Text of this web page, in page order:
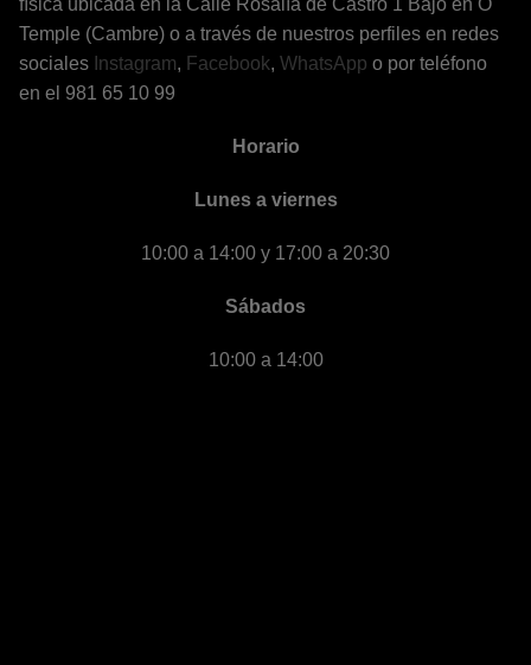
física ubicada en la Calle Rosalía de Castro 1 Bajo en O
Temple (Cambre) o a través de nuestros perfiles en redes
sociales Instagram, Facebook, WhatsApp o por teléfono
en el 981 65 10 99
Horario
Lunes a viernes
10:00 a 14:00 y 17:00 a 20:30
Sábados
10:00 a 14:00